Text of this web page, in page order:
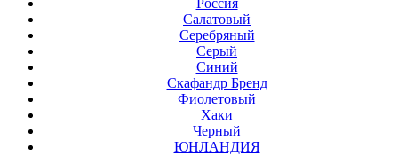
Россия
Салатовый
Серебряный
Серый
Синий
Скафандр Бренд
Фиолетовый
Хаки
Черный
ЮНЛАНДИЯ